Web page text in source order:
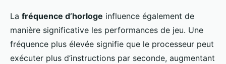
La fréquence d’horloge influence également de
manière significative les performances de jeu. Une
fréquence plus élevée signifie que le processeur peut
exécuter plus d’instructions par seconde, augmentant